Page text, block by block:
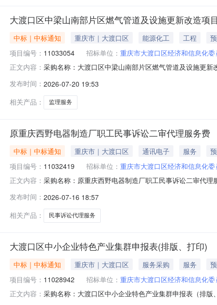
大渡口区中梁山南部片区燃气管道及设施更新改造项
中标｜中标通知 重庆市｜大渡口区 能源化工 工程
项目编号： 11033054 招标单位： 重庆市大渡口区经济和信息化委
正文内容： 采购名称：大渡口区中梁山南部片区燃气管道及设施更
理服务招标代理重庆市义渡工程管理有限公司
发布时间： 2026-07-20 19:53
相关产品：
监理服务
原重庆西野电器制造厂职工民事诉讼二审代理服务费
中标｜中标通知 重庆市｜大渡口区 通讯电子 服务
项目编号： 11032419 招标单位： 重庆市大渡口区经济和信息化委
正文内容： 采购名称：原重庆西野电器制造厂职工民事诉讼二审代
事务所8000.08000.08000.00-成交2026-07-1617:12:58
发布时间： 2026-07-16 18:57
相关产品：
民事诉讼代理服务
大渡口区中小企业特色产业集群申报表(排版、打印)
中标｜中标通知 重庆市｜大渡口区 服务采购 服务
项目编号： 11028942 招标单位： 重庆市大渡口区经济和信息化委
正文内容： 采购名称：大渡口区中小企业特色产业集群申报表（排